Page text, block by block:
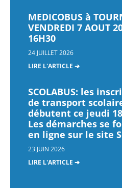
MEDICOBUS à
VENDREDI 7 AOUT
16H30
24 JUILLET 2026
LIRE L'ARTICLE ➔
SCOLABUS: les
de transport
débutent ce jeudi
Les démarches se
en ligne sur le site
23 JUIN 2026
LIRE L'ARTICLE ➔